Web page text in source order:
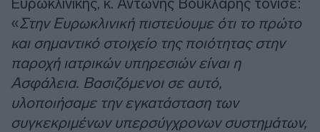
Ευρωκλινικής, κ. Αντώνης Βουκλαρής τόνισε:
«Στην Ευρωκλινική πιστεύουμε ότι το πρώτο
και σημαντικό στοιχείο της ποιότητας στην
παροχή ιατρικών υπηρεσιών είναι η
Ασφάλεια. Βασιζόμενοι σε αυτό,
υλοποιήσαμε την εγκατάσταση των
συγκεκριμένων υπερσύγχρονων συστημάτων,